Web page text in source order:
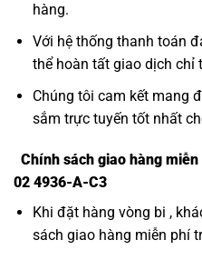
hàng.
Với hệ thống thanh toán
thể hoàn tất giao dịch chỉ
Chúng tôi cam kết mang
sắm trực tuyến tốt nhất
Chính sách giao hàng
02 4936-A-C3
Khi đặt hàng vòng bi ,
sách giao hàng miễn phí